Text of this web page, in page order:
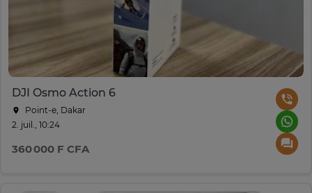
DJI Osmo Action 6
Point-e, Dakar
2. juil., 10:24
360 000 F CFA